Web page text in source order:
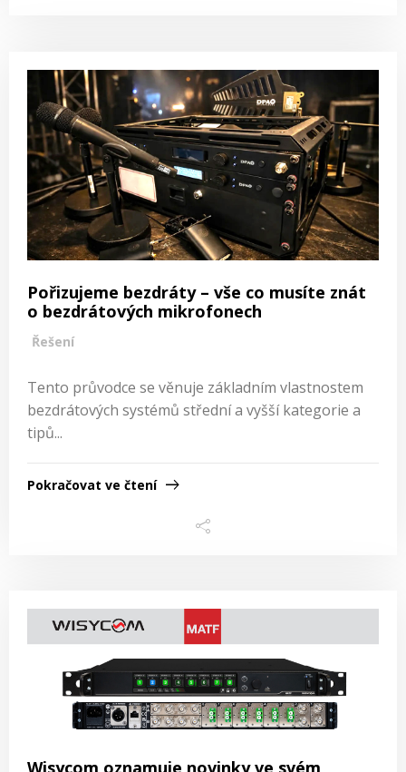
Pořizujeme bezdráty – vše co musíte znát
o bezdrátových mikrofonech
Řešení
Tento průvodce se věnuje základním vlastnostem
bezdrátových systémů střední a vyšší kategorie a
tipů...
Pokračovat ve čtení
Wisycom oznamuje novinky ve svém